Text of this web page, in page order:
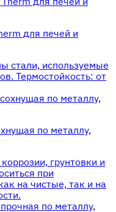
для печей и
стали, используемые
Термостойкость: от
по металлу,
грунтовки и
при
на чистые, так и на